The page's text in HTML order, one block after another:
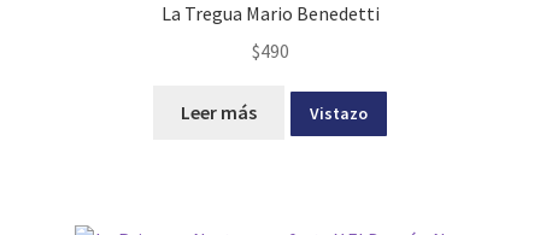
La Tregua Mario Benedetti
$490
Leer más Vistazo